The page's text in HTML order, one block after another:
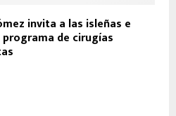
invita a las isleñas e
de cirugías